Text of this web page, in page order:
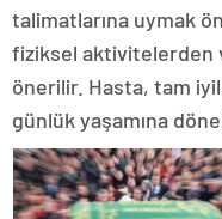
talimatlarına uymak
fiziksel aktivitelerden
önerilir. Hasta, tam
günlük yaşamına